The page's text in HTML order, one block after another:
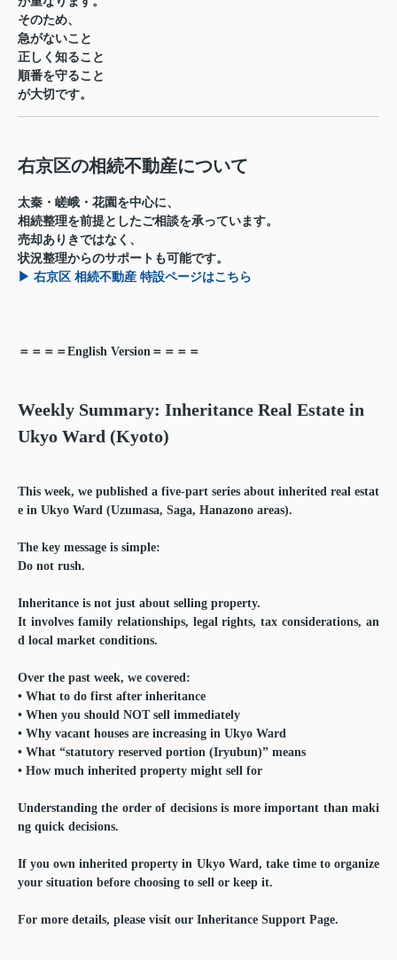
そのため、
急がないこと
正しく知ること
順番を守ること
が大切です。
右京区の相続不動産について
太秦・嵯峨・花園を中心に、
相続整理を前提としたご相談を承っています。
売却ありきではなく、
状況整理からのサポートも可能です。
▶ 右京区 相続不動産 特設ページはこちら
＝＝＝＝English Version＝＝＝＝
Weekly Summary: Inheritance Real Estate in
Ukyo Ward (Kyoto)
This week, we published a five-part series about inherited real estat
e in Ukyo Ward (Uzumasa, Saga, Hanazono areas).
The key message is simple:
Do not rush.
Inheritance is not just about selling property.
It involves family relationships, legal rights, tax considerations, an
d local market conditions.
Over the past week, we covered:
• What to do first after inheritance
• When you should NOT sell immediately
• Why vacant houses are increasing in Ukyo Ward
• What “statutory reserved portion (Iryubun)” means
• How much inherited property might sell for
Understanding the order of decisions is more important than maki
ng quick decisions.
If you own inherited property in Ukyo Ward, take time to organize
your situation before choosing to sell or keep it.
For more details, please visit our Inheritance Support Page.